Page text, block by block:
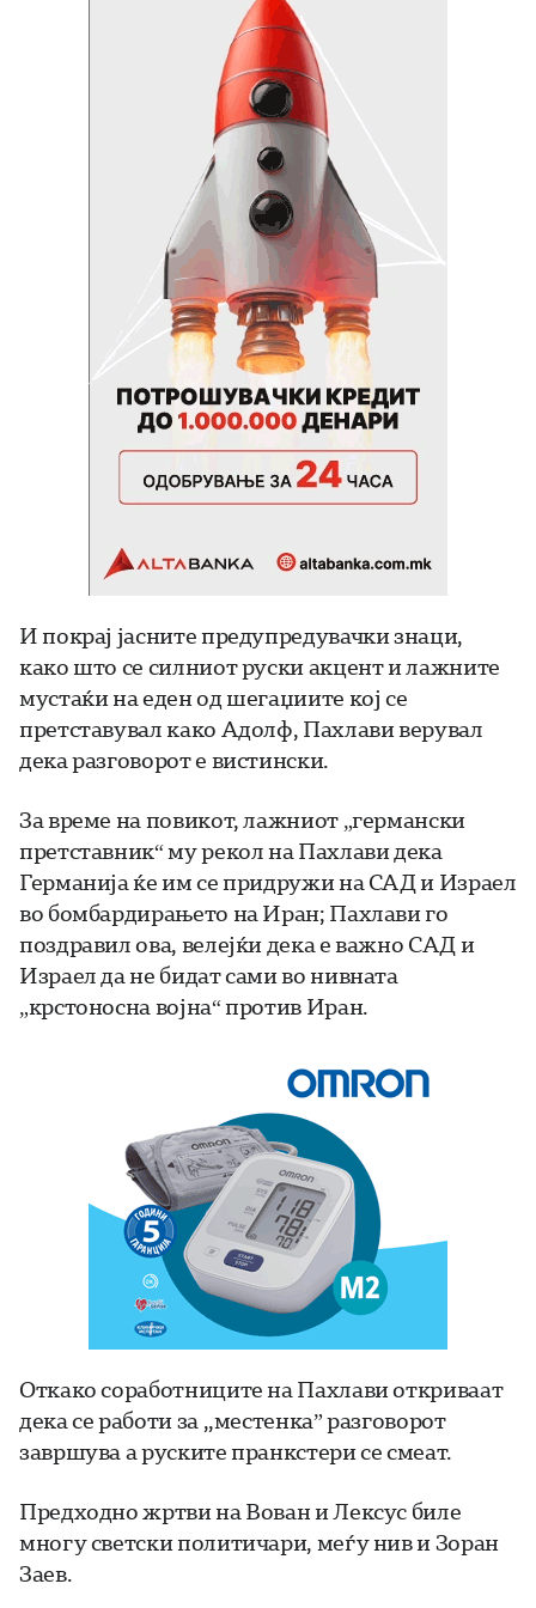
И покрај јасните предупредувачки знаци,
како што се силниот руски акцент и лажните
мустаќи на еден од шегаџиите кој се
претставувал како Адолф, Пахлави верувал
дека разговорот е вистински.
За време на повикот, лажниот „германски
претставник“ му рекол на Пахлави дека
Германија ќе им се придружи на САД и Израел
во бомбардирањето на Иран; Пахлави го
поздравил ова, велејќи дека е важно САД и
Израел да не бидат сами во нивната
„крстоносна војна“ против Иран.
Откако соработниците на Пахлави откриваат
дека се работи за ,,местенка” разговорот
завршува а руските пранкстери се смеат.
Предходно жртви на Вован и Лексус биле
многу светски политичари, меѓу нив и Зоран
Заев.